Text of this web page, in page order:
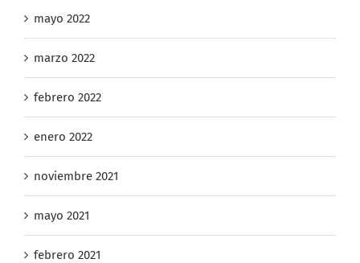
Archivos
mayo 2022
marzo 2022
febrero 2022
enero 2022
noviembre 2021
mayo 2021